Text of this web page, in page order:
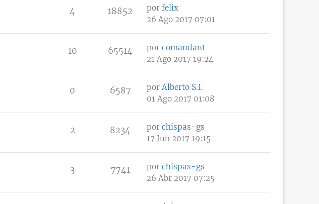
4 18852 por felix
26 Ago 2017 07:01
10 65514 por comandant
21 Ago 2017 19:24
0 6587 porAlberto S.I.
01 Ago 2017 01:08
2 8234 por chispas-gs
17 Jun 2017 19:15
3 7741 por chispas-gs
26 Abr 2017 07:25